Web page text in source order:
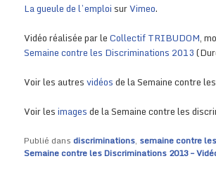
La gueule de l’emploisurVimeo.
Vidéo réalisée par leCollectif TRIBUDOM,
Semaine contre les Discriminations 2013
Voir les autresvidéosde la Semaine contre
Voir lesimagesde la Semaine contre les
Publié dans discriminations, semaine contre
Semaine contre les Discriminations 2013 –